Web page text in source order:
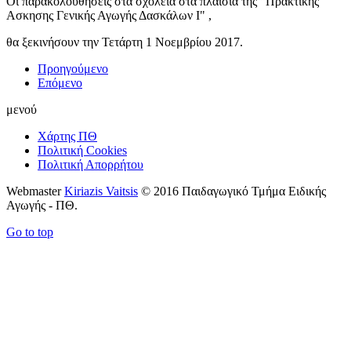
Ασκησης Γενικής Αγωγής Δασκάλων Ι" ,
θα ξεκινήσουν την Τετάρτη 1 Νοεμβρίου 2017.
Προηγούμενο
Επόμενο
μενού
Χάρτης ΠΘ
Πολιτική Cookies
Πολιτική Απορρήτου
WebmasterKiriazis Vaitsis © 2016 Παιδαγωγικό Τμήμα Ειδικής
Αγωγής - ΠΘ.
Go to top